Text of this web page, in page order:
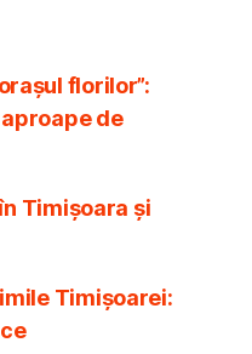
florilor”:
de
Timișoara și
Timișoarei: